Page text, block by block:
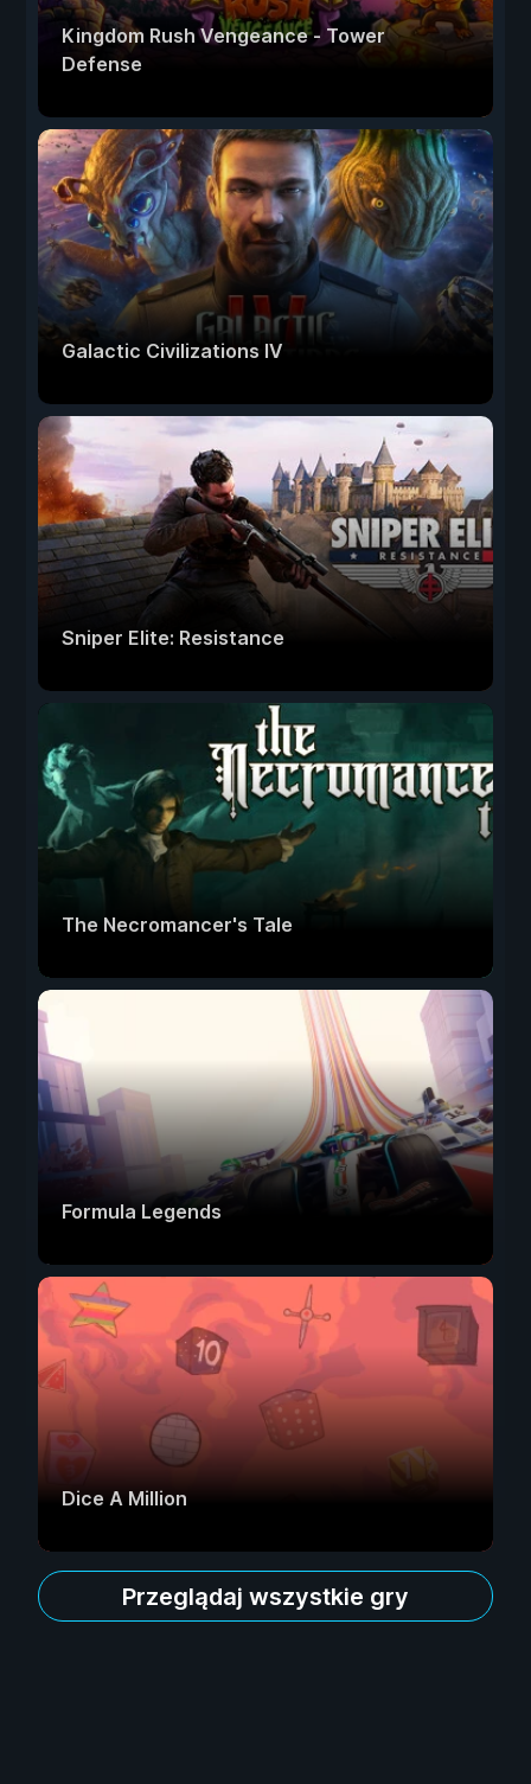
Kingdom Rush Vengeance - Tower
Defense
Galactic Civilizations IV
Sniper Elite: Resistance
The Necromancer's Tale
Formula Legends
Dice A Million
Przeglądaj wszystkie gry